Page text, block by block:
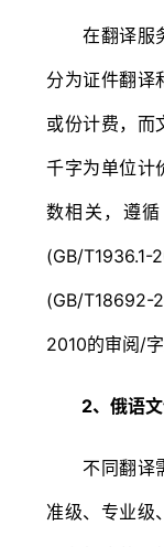
在翻译服务
分为证件翻译
或份计费，而
千字为单位计
数相关，遵
(GB/T1936.1-
(GB/T18692-
2010的审阅/
2、俄语
不同翻译需
准级、专业级